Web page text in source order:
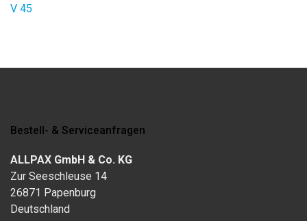
V 45
Bestell- & Serviceanfragen
ALLPAX GmbH & Co. KG
Zur Seeschleuse 14
26871 Papenburg
Deutschland